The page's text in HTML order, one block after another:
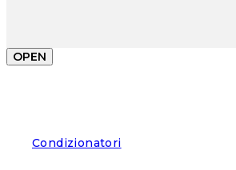
OPEN
Condizionatori